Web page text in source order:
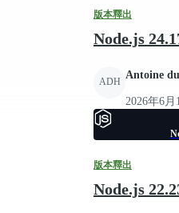
版本釋出
Node.js
ADH
Antoine
2026年6月
版本釋出
Node.js